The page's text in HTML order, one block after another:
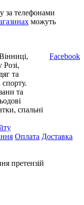
за телефонами
можуть
та
та
спальні
Facebook
Оплата Доставка
претензій